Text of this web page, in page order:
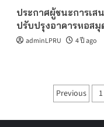
ประกาศผู้ชนะการเส
ปรับปรุงอาคารหอสมุ
adminLPRU 4 ปี ago
Posts
Previous 1